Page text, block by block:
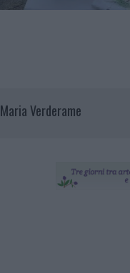
Maria Verderame